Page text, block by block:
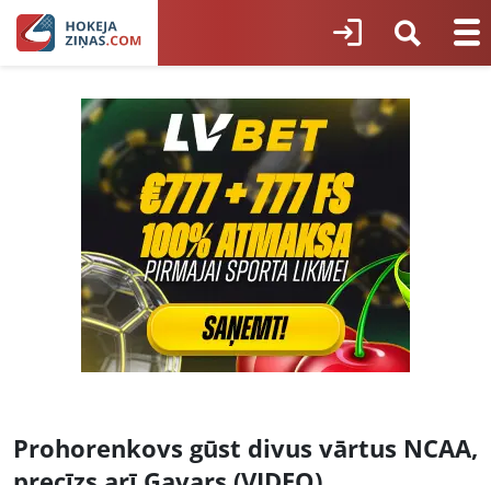
Prohorenkovs gūst divus vārtus NCAA,